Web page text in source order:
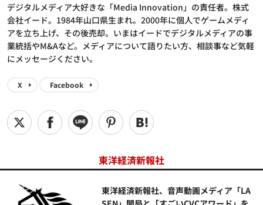
デジタルメディア大好きな「Media Innovation」の責任者。株式
会社イード。1984年山口県生まれ。2000年に個人でゲームメディ
アを立ち上げ、その後売却。いまはイードでデジタルメディアの事
業統括やM&Aなど。メディアについて語りたい方、相談事など気軽
にメッセージください。
X Facebook
東洋経済新報社
東洋経済新報社、音声動画メディア「LA